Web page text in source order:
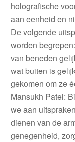
holografische
aan eenheid en
De volgende
worden
van beneden
wat buiten is
gekomen om ze
Mansukh Patel:
we aan
dienen van de
genegenheid,